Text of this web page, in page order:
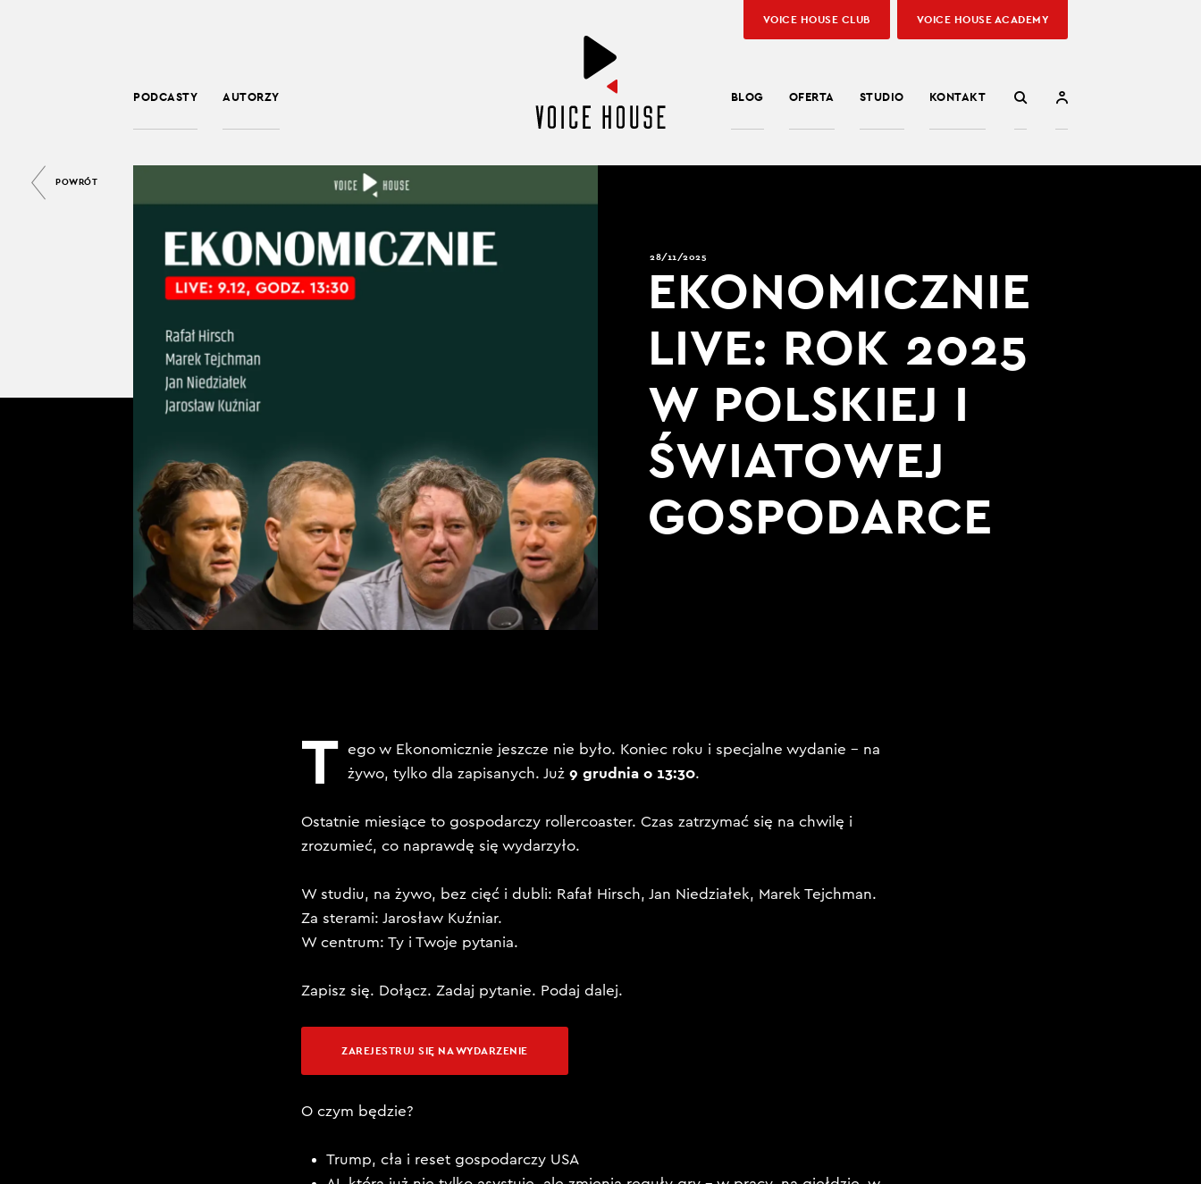
PODCASTY AUTORZY BLOG OFERTA STUDIO KONTAKT
VOICE HOUSE CLUB VOICE HOUSE ACADEMY
POWRÓT
28/11/2025
EKONOMICZNIE
LIVE: ROK 2025
W POLSKIEJ I
ŚWIATOWEJ
GOSPODARCE
T
ego w Ekonomicznie jeszcze nie było. Koniec roku i specjalne wydanie – na
żywo, tylko dla zapisanych. Już 9 grudnia o 13:30.
Ostatnie miesiące to gospodarczy rollercoaster. Czas zatrzymać się na chwilę i
zrozumieć, co naprawdę się wydarzyło.
W studiu, na żywo, bez cięć i dubli: Rafał Hirsch, Jan Niedziałek, Marek Tejchman.
Za sterami: Jarosław Kuźniar.
W centrum: Ty i Twoje pytania.
Zapisz się. Dołącz. Zadaj pytanie. Podaj dalej.
ZAREJESTRUJ SIĘ NA WYDARZENIE
O czym będzie?
​Trump, cła i reset gospodarczy USA